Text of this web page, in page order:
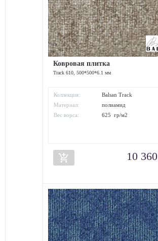
Ковровая плитка
Track 610, 500*500*6.1 мм
Коллекция:
Balsan Track
Материал:
полиамид
Вес ворса:
625 гр/м2
add_shopping_cart 10 360